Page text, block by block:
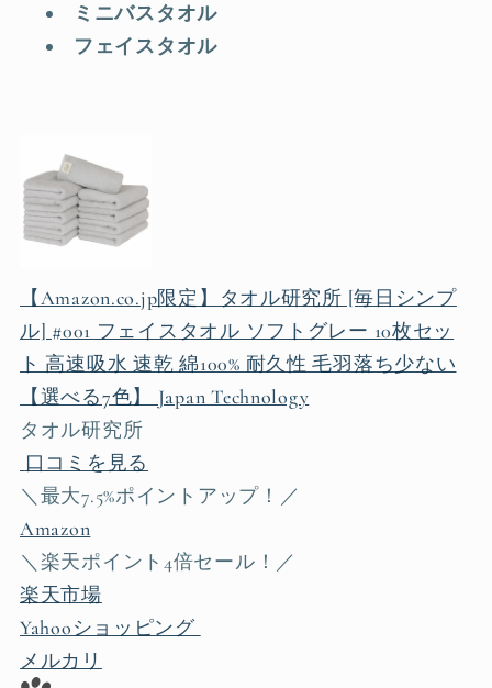
ミニバスタオル
フェイスタオル
【Amazon.co.jp限定】タオル研究所 [毎日シンプ
ル] #001 フェイスタオル ソフトグレー 10枚セッ
ト 高速吸水 速乾 綿100% 耐久性 毛羽落ち少ない
【選べる7色】 Japan Technology
タオル研究所
口コミを見る
＼最大7.5%ポイントアップ！／
Amazon
＼楽天ポイント4倍セール！／
楽天市場
Yahooショッピング
メルカリ